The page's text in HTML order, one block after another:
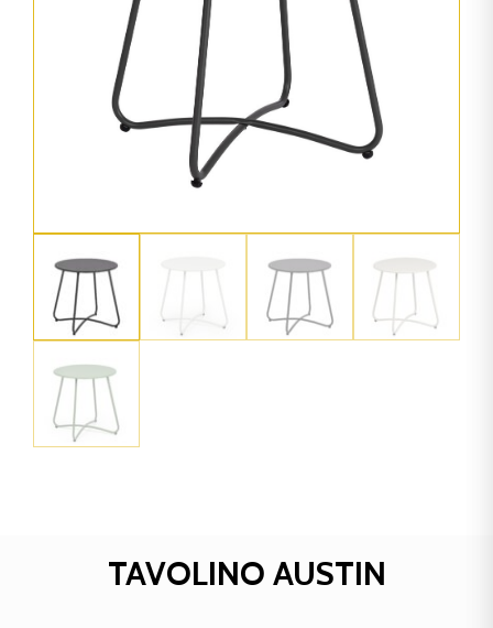
TAVOLINO AUSTIN